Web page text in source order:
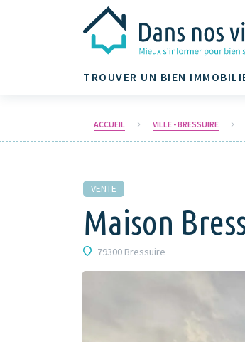
TROUVER UN BIEN
ACCUEIL VILLE - BRESSUIRE
VENTE
Maison
79300 Bressuire